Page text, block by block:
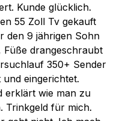
Kunde glücklich.
55 Zoll Tv gekauft
den 9 jährigen Sohn
Füße drangeschraubt
350+ Sender
eingerichtet.
erklärt wie man zu
Trinkgeld für mich.